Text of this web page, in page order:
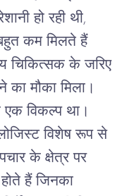
हो रही थी,
कम मिलते हैं
चिकित्सक के जरिए
का मौका मिला।
एक विकल्प था।
विशेष रूप से
के क्षेत्र पर
होते हैं जिनका